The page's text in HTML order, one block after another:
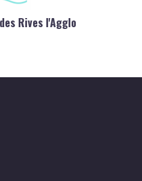
Rives l'Agglo